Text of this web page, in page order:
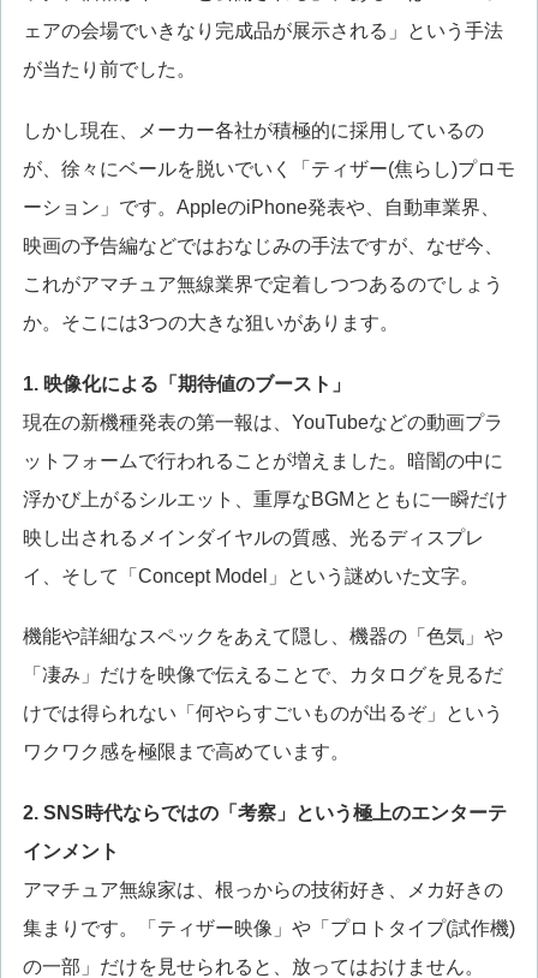
ェアの会場でいきなり完成品が展示される」という手法
が当たり前でした。
しかし現在、メーカー各社が積極的に採用しているの
が、徐々にベールを脱いでいく「ティザー(焦らし)プロモ
ーション」です。AppleのiPhone発表や、自動車業界、
映画の予告編などではおなじみの手法ですが、なぜ今、
これがアマチュア無線業界で定着しつつあるのでしょう
か。そこには3つの大きな狙いがあります。
1. 映像化による「期待値のブースト」
現在の新機種発表の第一報は、YouTubeなどの動画プラ
ットフォームで行われることが増えました。暗闇の中に
浮かび上がるシルエット、重厚なBGMとともに一瞬だけ
映し出されるメインダイヤルの質感、光るディスプレ
イ、そして「Concept Model」という謎めいた文字。
機能や詳細なスペックをあえて隠し、機器の「色気」や
「凄み」だけを映像で伝えることで、カタログを見るだ
けでは得られない「何やらすごいものが出るぞ」という
ワクワク感を極限まで高めています。
2. SNS時代ならではの「考察」という極上のエンターテ
インメント
アマチュア無線家は、根っからの技術好き、メカ好きの
集まりです。「ティザー映像」や「プロトタイプ(試作機)
の一部」だけを見せられると、放ってはおけません。